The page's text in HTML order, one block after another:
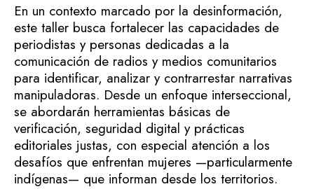
En un contexto marcado por la desinformación,
este taller busca fortalecer las capacidades de
periodistas y personas dedicadas a la
comunicación de radios y medios comunitarios
para identificar, analizar y contrarrestar narrativas
manipuladoras. Desde un enfoque interseccional,
se abordarán herramientas básicas de
verificación, seguridad digital y prácticas
editoriales justas, con especial atención a los
desafíos que enfrentan mujeres —particularmente
indígenas— que informan desde los territorios.